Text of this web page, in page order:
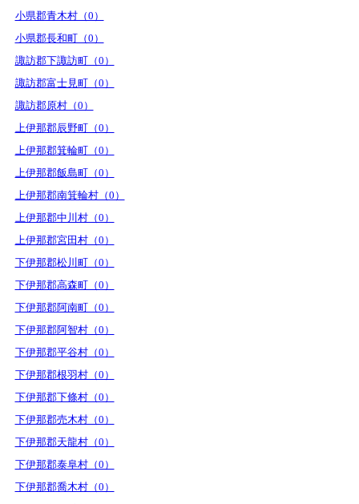
小県郡青木村（0）
小県郡長和町（0）
諏訪郡下諏訪町（0）
諏訪郡富士見町（0）
諏訪郡原村（0）
上伊那郡辰野町（0）
上伊那郡箕輪町（0）
上伊那郡飯島町（0）
上伊那郡南箕輪村（0）
上伊那郡中川村（0）
上伊那郡宮田村（0）
下伊那郡松川町（0）
下伊那郡高森町（0）
下伊那郡阿南町（0）
下伊那郡阿智村（0）
下伊那郡平谷村（0）
下伊那郡根羽村（0）
下伊那郡下條村（0）
下伊那郡売木村（0）
下伊那郡天龍村（0）
下伊那郡泰阜村（0）
下伊那郡喬木村（0）